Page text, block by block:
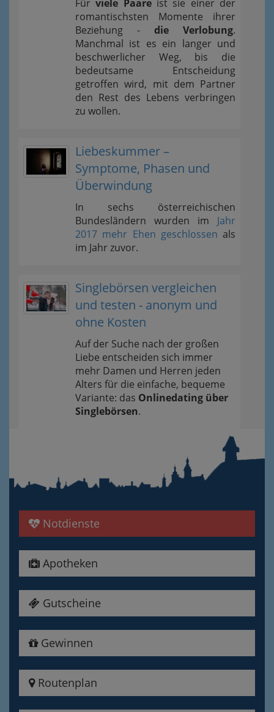
Fürviele Paareist sie einer der
romantischsten Momente ihrer
Beziehung - die Verlobung.
Manchmal ist es ein langer und
beschwerlicher Weg, bis die
bedeutsame Entscheidung
getroffen wird, mit dem Partner
den Rest des Lebens verbringen
zu wollen.
Liebeskummer –
Symptome, Phasen und
Überwindung
In sechs österreichischen
Bundesländern wurden im Jahr
2017 mehr Ehen geschlossen als
im Jahr zuvor.
Singlebörsen vergleichen
und testen - anonym und
ohne Kosten
Auf der Suche nach der großen
Liebe entscheiden sich immer
mehr Damen und Herren jeden
Alters für die einfache, bequeme
Variante: das Onlinedating über
Singlebörsen.
Notdienste
Apotheken
Gutscheine
Gewinnen
Routenplan